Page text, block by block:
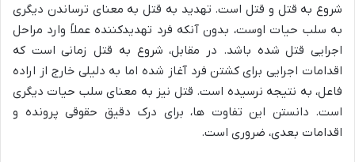
شروع به قتل و قتل است. تهدید به قتل به معنای ترساندن دیگری
به سلب حیات اوست، بدون آنکه فرد تهدیدکننده عملاً وارد مراحل
اجرایی قتل شده باشد. در مقابل، شروع به قتل زمانی است که
اقدامات اجرایی برای کشتن فرد آغاز شده اما به دلیلی خارج از اراده
فاعل، به نتیجه نرسیده است. قتل نیز به معنای سلب حیات دیگری
است. دانستن این تفاوت ها، برای درک دقیق حقوقی پرونده و
اقدامات بعدی، ضروری است.